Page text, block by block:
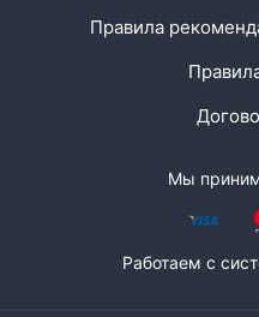
Правила
Мы
Работаем с